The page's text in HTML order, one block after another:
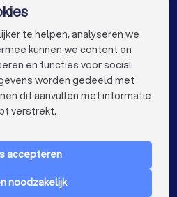
Coaches in Sint-Niklaas
Coaches in Roeselare
Coaches in Dendermonde
Coaches in Turnhout
Coaches in Lokeren
in de buurt
keyboard_arrow_down
te helpen, analyseren we
kunnen we content en
en functies voor social
worden gedeeld met
dit aanvullen met informatie
verstrekt.
accepteren
noodzakelijk